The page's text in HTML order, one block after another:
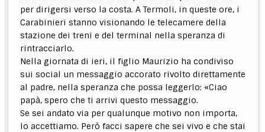
per dirigersi verso la costa. A Termoli, in queste ore, i
Carabinieri stanno visionando le telecamere della
stazione dei treni e del terminal nella speranza di
rintracciarlo.
Nella giornata di ieri, il figlio Maurizio ha condiviso
sui social un messaggio accorato rivolto direttamente
al padre, nella speranza che possa leggerlo: «Ciao
papà, spero che ti arrivi questo messaggio.
Se sei andato via per qualunque motivo non importa,
lo accettiamo. Però facci sapere che sei vivo e che stai